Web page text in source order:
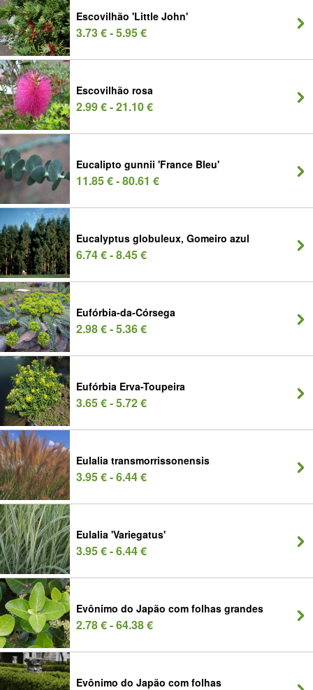
Escovilhão 'Little John'
3.73 € - 5.95 €
Escovilhão rosa
2.99 € - 21.10 €
Eucalipto gunnii 'France Bleu'
11.85 € - 80.61 €
Eucalyptus globuleux, Gomeiro azul
6.74 € - 8.45 €
Eufórbia-da-Córsega
2.98 € - 5.36 €
Eufórbia Erva-Toupeira
3.65 € - 5.72 €
Eulalia transmorrissonensis
3.95 € - 6.44 €
Eulalia 'Variegatus'
3.95 € - 6.44 €
Evônimo do Japão com folhas grandes
2.78 € - 64.38 €
Evônimo do Japão com folhas